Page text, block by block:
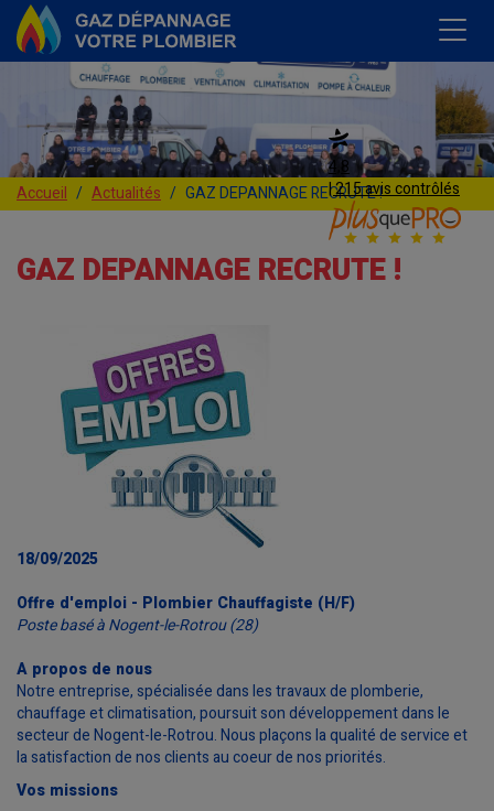
4,8
| 215 avis contrôlés
Accueil Actualités GAZ DEPANNAGE RECRUTE !
GAZ DEPANNAGE RECRUTE !
18/09/2025
Offre d'emploi - Plombier Chauffagiste (H/F)
Poste basé à Nogent-le-Rotrou (28)
A propos de nous
Notre entreprise, spécialisée dans les travaux de plomberie,
chauffage et climatisation, poursuit son développement dans le
secteur de Nogent-le-Rotrou. Nous plaçons la qualité de service et
la satisfaction de nos clients au coeur de nos priorités.
Vos missions